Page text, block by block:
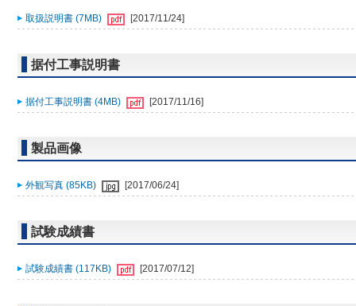
取扱説明書 (7MB) [2017/11/24]
据付工事説明書
据付工事説明書 (4MB) [2017/11/16]
製品画像
外観写真 (85KB) [2017/06/24]
試験成績書
試験成績書 (117KB) [2017/07/12]